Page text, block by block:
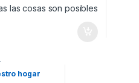
hogar